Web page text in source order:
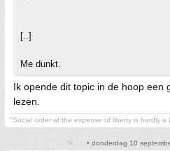
[..]
Me dunkt.
Ik opende dit topic in de hoop een
lezen.
"Social order at the expense of liberty is hardly a
• donderdag 10